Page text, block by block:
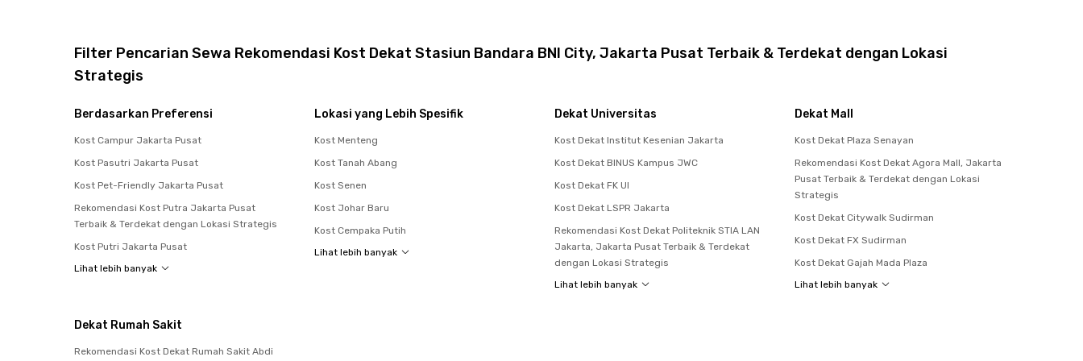
Filter Pencarian Sewa Rekomendasi Kost Dekat Stasiun Bandara BNI City, Jakarta Pusat Terbaik & Terdekat dengan Lokasi
Strategis
Berdasarkan Preferensi
Kost Campur Jakarta Pusat
Kost Pasutri Jakarta Pusat
Kost Pet-Friendly Jakarta Pusat
Rekomendasi Kost Putra Jakarta Pusat
Terbaik & Terdekat dengan Lokasi Strategis
Kost Putri Jakarta Pusat
Lihat lebih banyak
Lokasi yang Lebih Spesifik
Kost Menteng
Kost Tanah Abang
Kost Senen
Kost Johar Baru
Kost Cempaka Putih
Lihat lebih banyak
Dekat Universitas
Kost Dekat Institut Kesenian Jakarta
Kost Dekat BINUS Kampus JWC
Kost Dekat FK UI
Kost Dekat LSPR Jakarta
Rekomendasi Kost Dekat Politeknik STIA LAN
Jakarta, Jakarta Pusat Terbaik & Terdekat
dengan Lokasi Strategis
Lihat lebih banyak
Dekat Mall
Kost Dekat Plaza Senayan
Rekomendasi Kost Dekat Agora Mall, Jakarta
Pusat Terbaik & Terdekat dengan Lokasi
Strategis
Kost Dekat Citywalk Sudirman
Kost Dekat FX Sudirman
Kost Dekat Gajah Mada Plaza
Lihat lebih banyak
Dekat Rumah Sakit
Rekomendasi Kost Dekat Rumah Sakit Abdi